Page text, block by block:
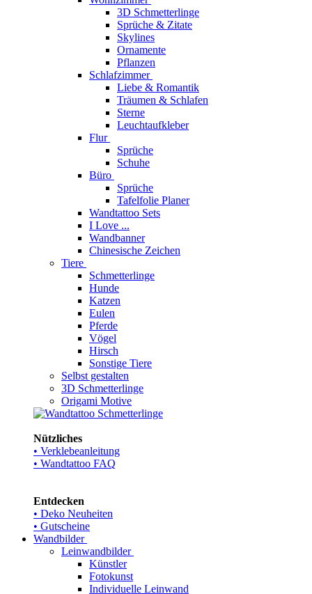
3D Schmetterlinge
Sprüche & Zitate
Skylines
Ornamente
Pflanzen
Schlafzimmer
Liebe & Romantik
Träumen & Schlafen
Sterne
Leuchtaufkleber
Flur
Sprüche
Schuhe
Büro
Sprüche
Tafelfolie Planer
Wandtattoo Sets
I Love ...
Wandbanner
Chinesische Zeichen
Tiere
Schmetterlinge
Hunde
Katzen
Eulen
Pferde
Vögel
Hirsch
Sonstige Tiere
Selbst gestalten
3D Schmetterlinge
Origami Motive
Nützliches
• Verklebeanleitung
• Wandtattoo FAQ
Entdecken
• Deko Neuheiten
• Gutscheine
Wandbilder
Leinwandbilder
Künstler
Fotokunst
Individuelle Leinwand